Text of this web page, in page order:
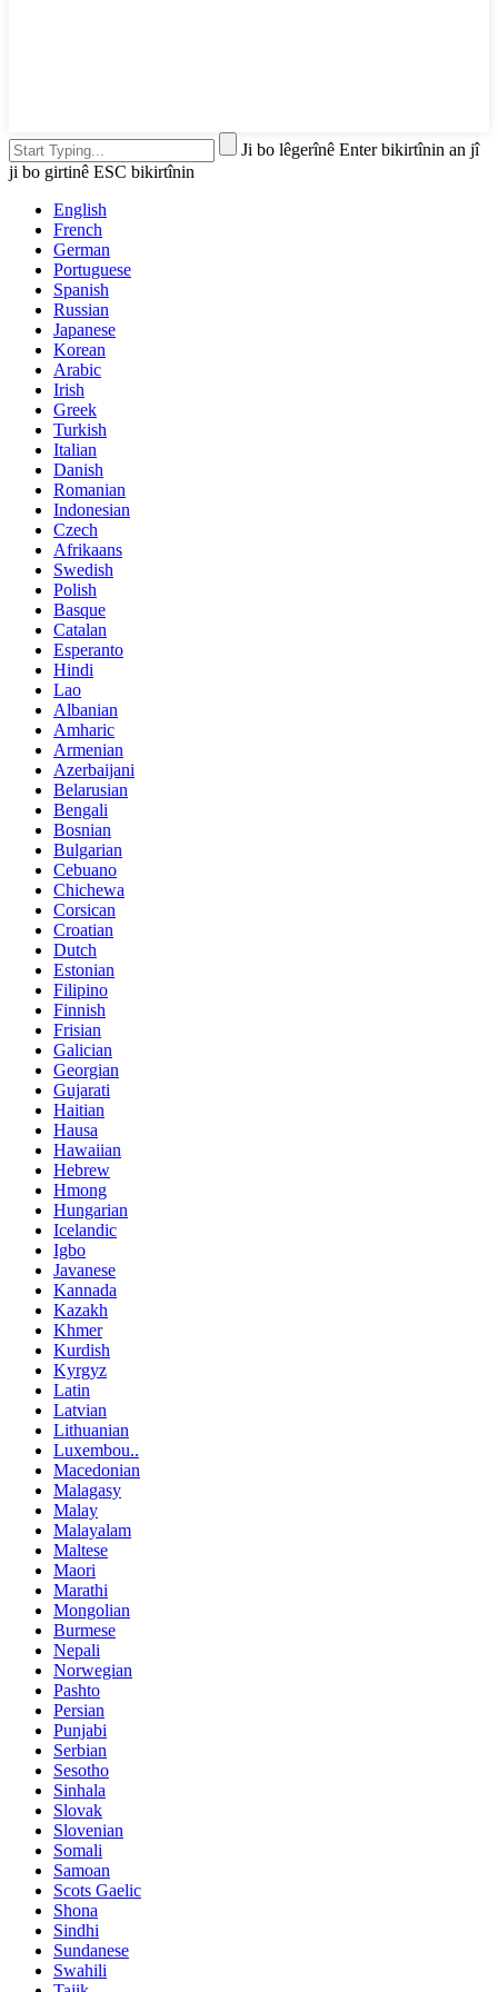
Ji bo lêgerînê Enter bikirtînin an jî
ji bo girtinê ESC bikirtînin
English
French
German
Portuguese
Spanish
Russian
Japanese
Korean
Arabic
Irish
Greek
Turkish
Italian
Danish
Romanian
Indonesian
Czech
Afrikaans
Swedish
Polish
Basque
Catalan
Esperanto
Hindi
Lao
Albanian
Amharic
Armenian
Azerbaijani
Belarusian
Bengali
Bosnian
Bulgarian
Cebuano
Chichewa
Corsican
Croatian
Dutch
Estonian
Filipino
Finnish
Frisian
Galician
Georgian
Gujarati
Haitian
Hausa
Hawaiian
Hebrew
Hmong
Hungarian
Icelandic
Igbo
Javanese
Kannada
Kazakh
Khmer
Kurdish
Kyrgyz
Latin
Latvian
Lithuanian
Luxembou..
Macedonian
Malagasy
Malay
Malayalam
Maltese
Maori
Marathi
Mongolian
Burmese
Nepali
Norwegian
Pashto
Persian
Punjabi
Serbian
Sesotho
Sinhala
Slovak
Slovenian
Somali
Samoan
Scots Gaelic
Shona
Sindhi
Sundanese
Swahili